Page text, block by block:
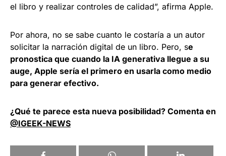
el libro y realizar controles de calidad”, afirma Apple.
Por ahora, no se sabe cuanto le costaría a un autor
solicitar la narración digital de un libro. Pero, se
pronostica que cuando la IA generativa llegue a su
auge, Apple sería el primero en usarla como medio
para generar efectivo.
¿Qué te parece esta nueva posibilidad? Comenta en
@IGEEK-NEWS